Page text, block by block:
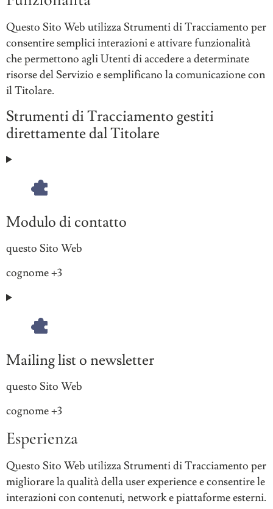
trattati:
Questo Sito Web utilizza Strumenti di Tracciamento per
consentire semplici interazioni e attivare funzionalità
che permettono agli Utenti di accedere a determinate
risorse del Servizio e semplificano la comunicazione con
il Titolare.
Strumenti di Tracciamento gestiti
direttamente dal Titolare
Modulo di contatto
Azienda:
questo Sito Web
Dati
trattati:
cognome +3
Mailing list o newsletter
Azienda:
questo Sito Web
Dati
trattati:
cognome +3
Esperienza
Questo Sito Web utilizza Strumenti di Tracciamento per
migliorare la qualità della user experience e consentire le
interazioni con contenuti, network e piattaforme esterni.